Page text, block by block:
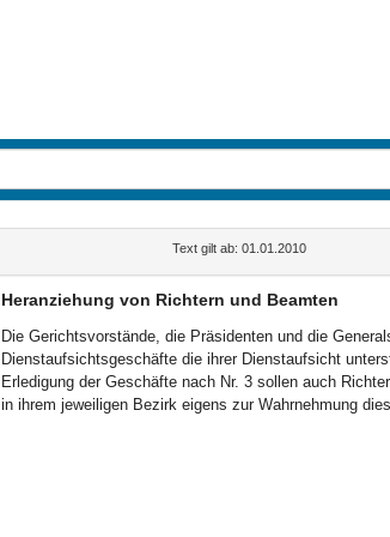
Text gilt ab: 01.01.2010
Heranziehung von Richtern und Beamten
Die Gerichtsvorstände, die Präsidenten und die
Dienstaufsichtsgeschäfte die ihrer Dienstaufsicht
Erledigung der Geschäfte nach Nr. 3 sollen auch
in ihrem jeweiligen Bezirk eigens zur Wahrnehmung